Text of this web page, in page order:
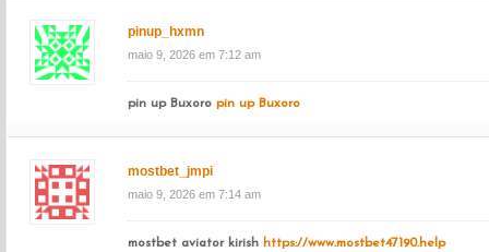
pinup_hxmn
maio 9, 2026 em 7:12 am
pin up Buxoro pin up Buxoro
mostbet_jmpi
maio 9, 2026 em 7:14 am
mostbet aviator kirish https://www.mostbet47190.help